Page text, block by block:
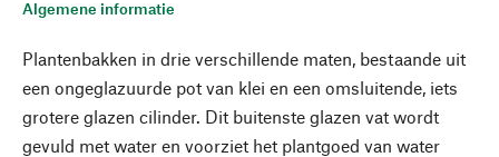
Algemene informatie
Plantenbakken in drie verschillende maten, bestaande uit
een ongeglazuurde pot van klei en een omsluitende, iets
grotere glazen cilinder. Dit buitenste glazen vat wordt
gevuld met water en voorziet het plantgoed van water